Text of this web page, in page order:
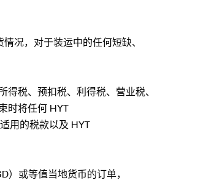
况，对于装运中的任何短缺、
税、预扣税、利得税、营业税、
时将任何 HYT
用的税款以及 HYT
或等值当地货币的订单，